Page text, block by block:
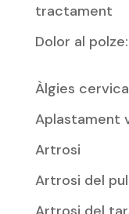
tractament
Dolor al
Àlgies
Aplastament
Artrosi
Artrosi del